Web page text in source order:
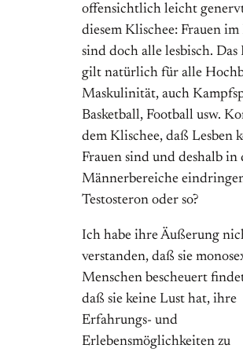
offensichtlich leicht
diesem Klischee: Frauen
sind doch alle lesbisch. Das
gilt natürlich für alle
Maskulinität, auch
Basketball, Football usw.
dem Klischee, daß Lesben
Frauen sind und deshalb in
Männerbereiche
Testosteron oder so?
Ich habe ihre Äußerung
verstanden, daß sie
Menschen bescheuert
daß sie keine Lust hat, ihre
Erfahrungs- und
Erlebensmöglichkeiten zu